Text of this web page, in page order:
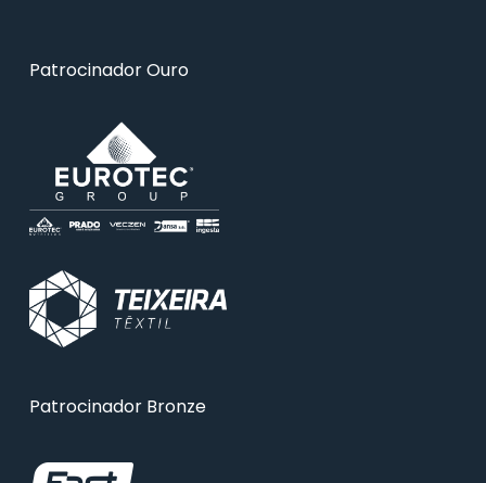
Patrocinador Ouro
Patrocinador Bronze